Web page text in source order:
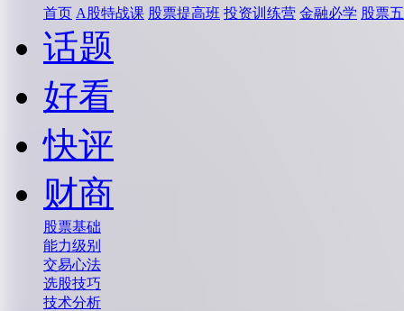
首页 A股特战课 股票提高班 投资训练营 金融必学 股票
话题
好看
快评
财商
股票基础
能力级别
交易心法
选股技巧
技术分析